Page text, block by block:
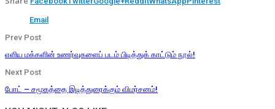
Email
Prev Post
எளிய மக்களின் உணர்வுகளைப் படம் பிடித்துக் காட்டும் நூல்!
Next Post
போட் – சமூகத்தை இடித்துரைக்கும் விமர்சனம்!